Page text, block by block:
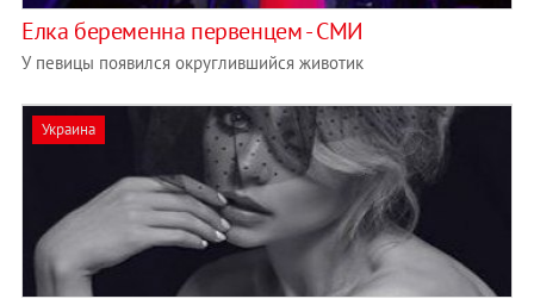
Елка беременна первенцем - СМИ
У певицы появился округлившийся животик
Украина